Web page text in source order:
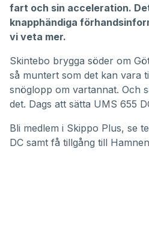
fart och sin acceleration.
knapphändiga
vi veta mer.
Skintebo brygga söder om
så muntert som det kan vara
snöglopp om vartannat. Och
det. Dags att sätta UMS 655
Bli medlem i Skippo Plus, se
DC samt få tillgång till